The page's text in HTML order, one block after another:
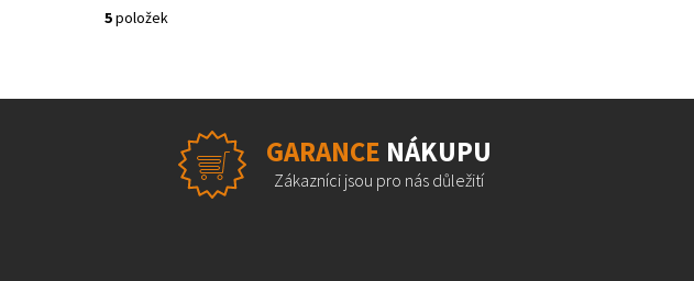
5položek
GARANCE NÁKUPU
Zákazníci jsou pro nás důležití